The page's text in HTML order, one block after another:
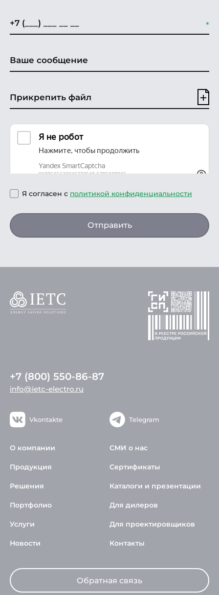
Прикрепить файл
Я согласен с политикой конфиденциальности
Отправить
+7 (800) 550-86-87
info@ietc-electro.ru
Vkontakte Telegram
О компании
Продукция
Решения
Портфолио
Услуги
Новости
СМИ о нас
Сертификаты
Каталоги и презентации
Для дилеров
Для проектировщиков
Контакты
Обратная связь